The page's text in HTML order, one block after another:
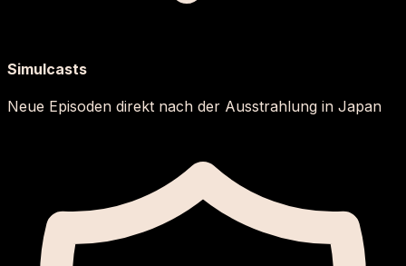
Simulcasts
Neue Episoden direkt nach der Ausstrahlung in Japan